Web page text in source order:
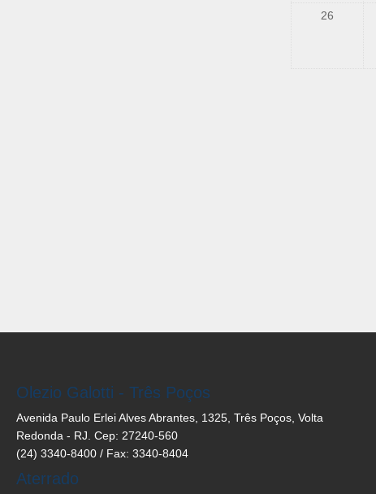
26
Olezio Galotti - Três Poços
Avenida Paulo Erlei Alves Abrantes, 1325, Três Poços, Volta
Redonda - RJ. Cep: 27240-560
(24) 3340-8400 / Fax: 3340-8404
Aterrado